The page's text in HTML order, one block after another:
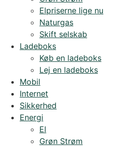
Elpriserne lige nu
Naturgas
Skift selskab
Ladeboks
Køb en ladeboks
Lej en ladeboks
Mobil
Internet
Sikkerhed
Energi
El
Grøn Strøm